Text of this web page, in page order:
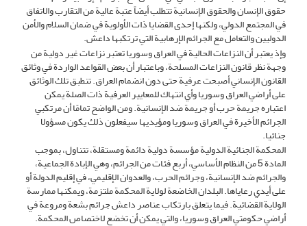
حقوق الإنسان والحقوق الإنسانية تتطلب أيضاً عتبة عالية من التقارب والاتفاق
في المجتمع الدولي، ولكنها إحدى القضايا ذات الأولوية في ضمان السلام والأمن
الدوليين والتعامل مع الجرائم الإرهابية التي ترتكبها داعش.
وإذ يعتبر أن النزاعات الحالية في العراق وسوريا تعتبر نزاعات غير دولية من
وجهة نظر قانون النزاعات المسلحة، وباعتبار أن بعض القواعد الواردة في وثائق
القانون الإنساني أصبحت عرفية حتى دون انضمام العراق. تنطبق تلك الوثائق
على أراضي العراق وسوريا وأي انتهاك للمعايير العرفية ذات الصلة يمكن
اعتباره جريمة حرب أو جريمة ضد الإنسانية. ومن الواضح تمامًا أن مرتكبي
الجرائم الأخيرة في العراق وسوريا ومؤيديها سيفعلون ذلك يكون مسؤولا
جنائيا.
المحكمة الجنائية الدولية مؤسسة دولية دائمة ومستقلة، تتناول، بموجب
المادة 5 من النظام الأساسي، أربع فئات من الجرائم، وهي الإبادة الجماعية،
والجرائم ضد الإنسانية، وجرائم الحرب، والعدوان الإقليمي، في إقليم الدولة أو
على أيدي رعاياها. البلدان الخاضعة لولاية المحكمة ملتزمة، ويمكنها ممارسة
الولاية القضائية. فيما يتعلق بارتكاب عناصر داعش جرائم بشعة ومروعة في
أراضي حكومتي العراق وسوريا، والتي يمكن أن تخضع لاختصاص المحكمة.